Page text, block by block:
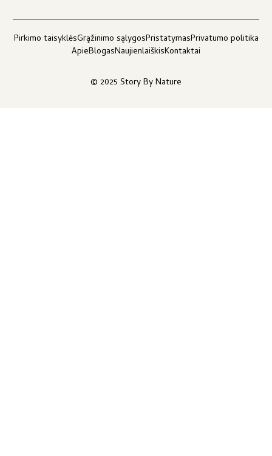
© 2025 Story By Nature
Pirkimo taisyklėsGrąžinimo sąlygosPristatymasPrivatumo politika
ApieBlogasNaujienlaiškisKontaktai